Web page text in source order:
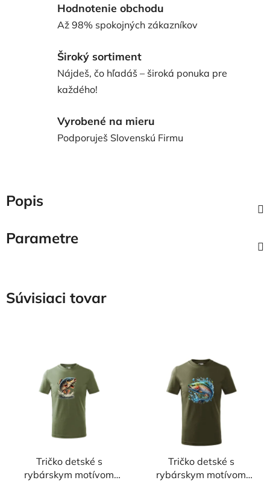
Hodnotenie obchodu
Až 98% spokojných zákazníkov
Široký sortiment
Nájdeš, čo hľadáš – široká ponuka pre
každého!
Vyrobené na mieru
Podporuješ Slovenskú Firmu
Popis
Parametre
Súvisiaci tovar
Tričko detské s
rybárskym motívom
Tričko detské s
rybárskym motívom